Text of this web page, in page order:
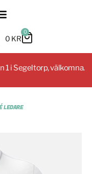
0 KR
0
1 i Segeltorp, välkomna.